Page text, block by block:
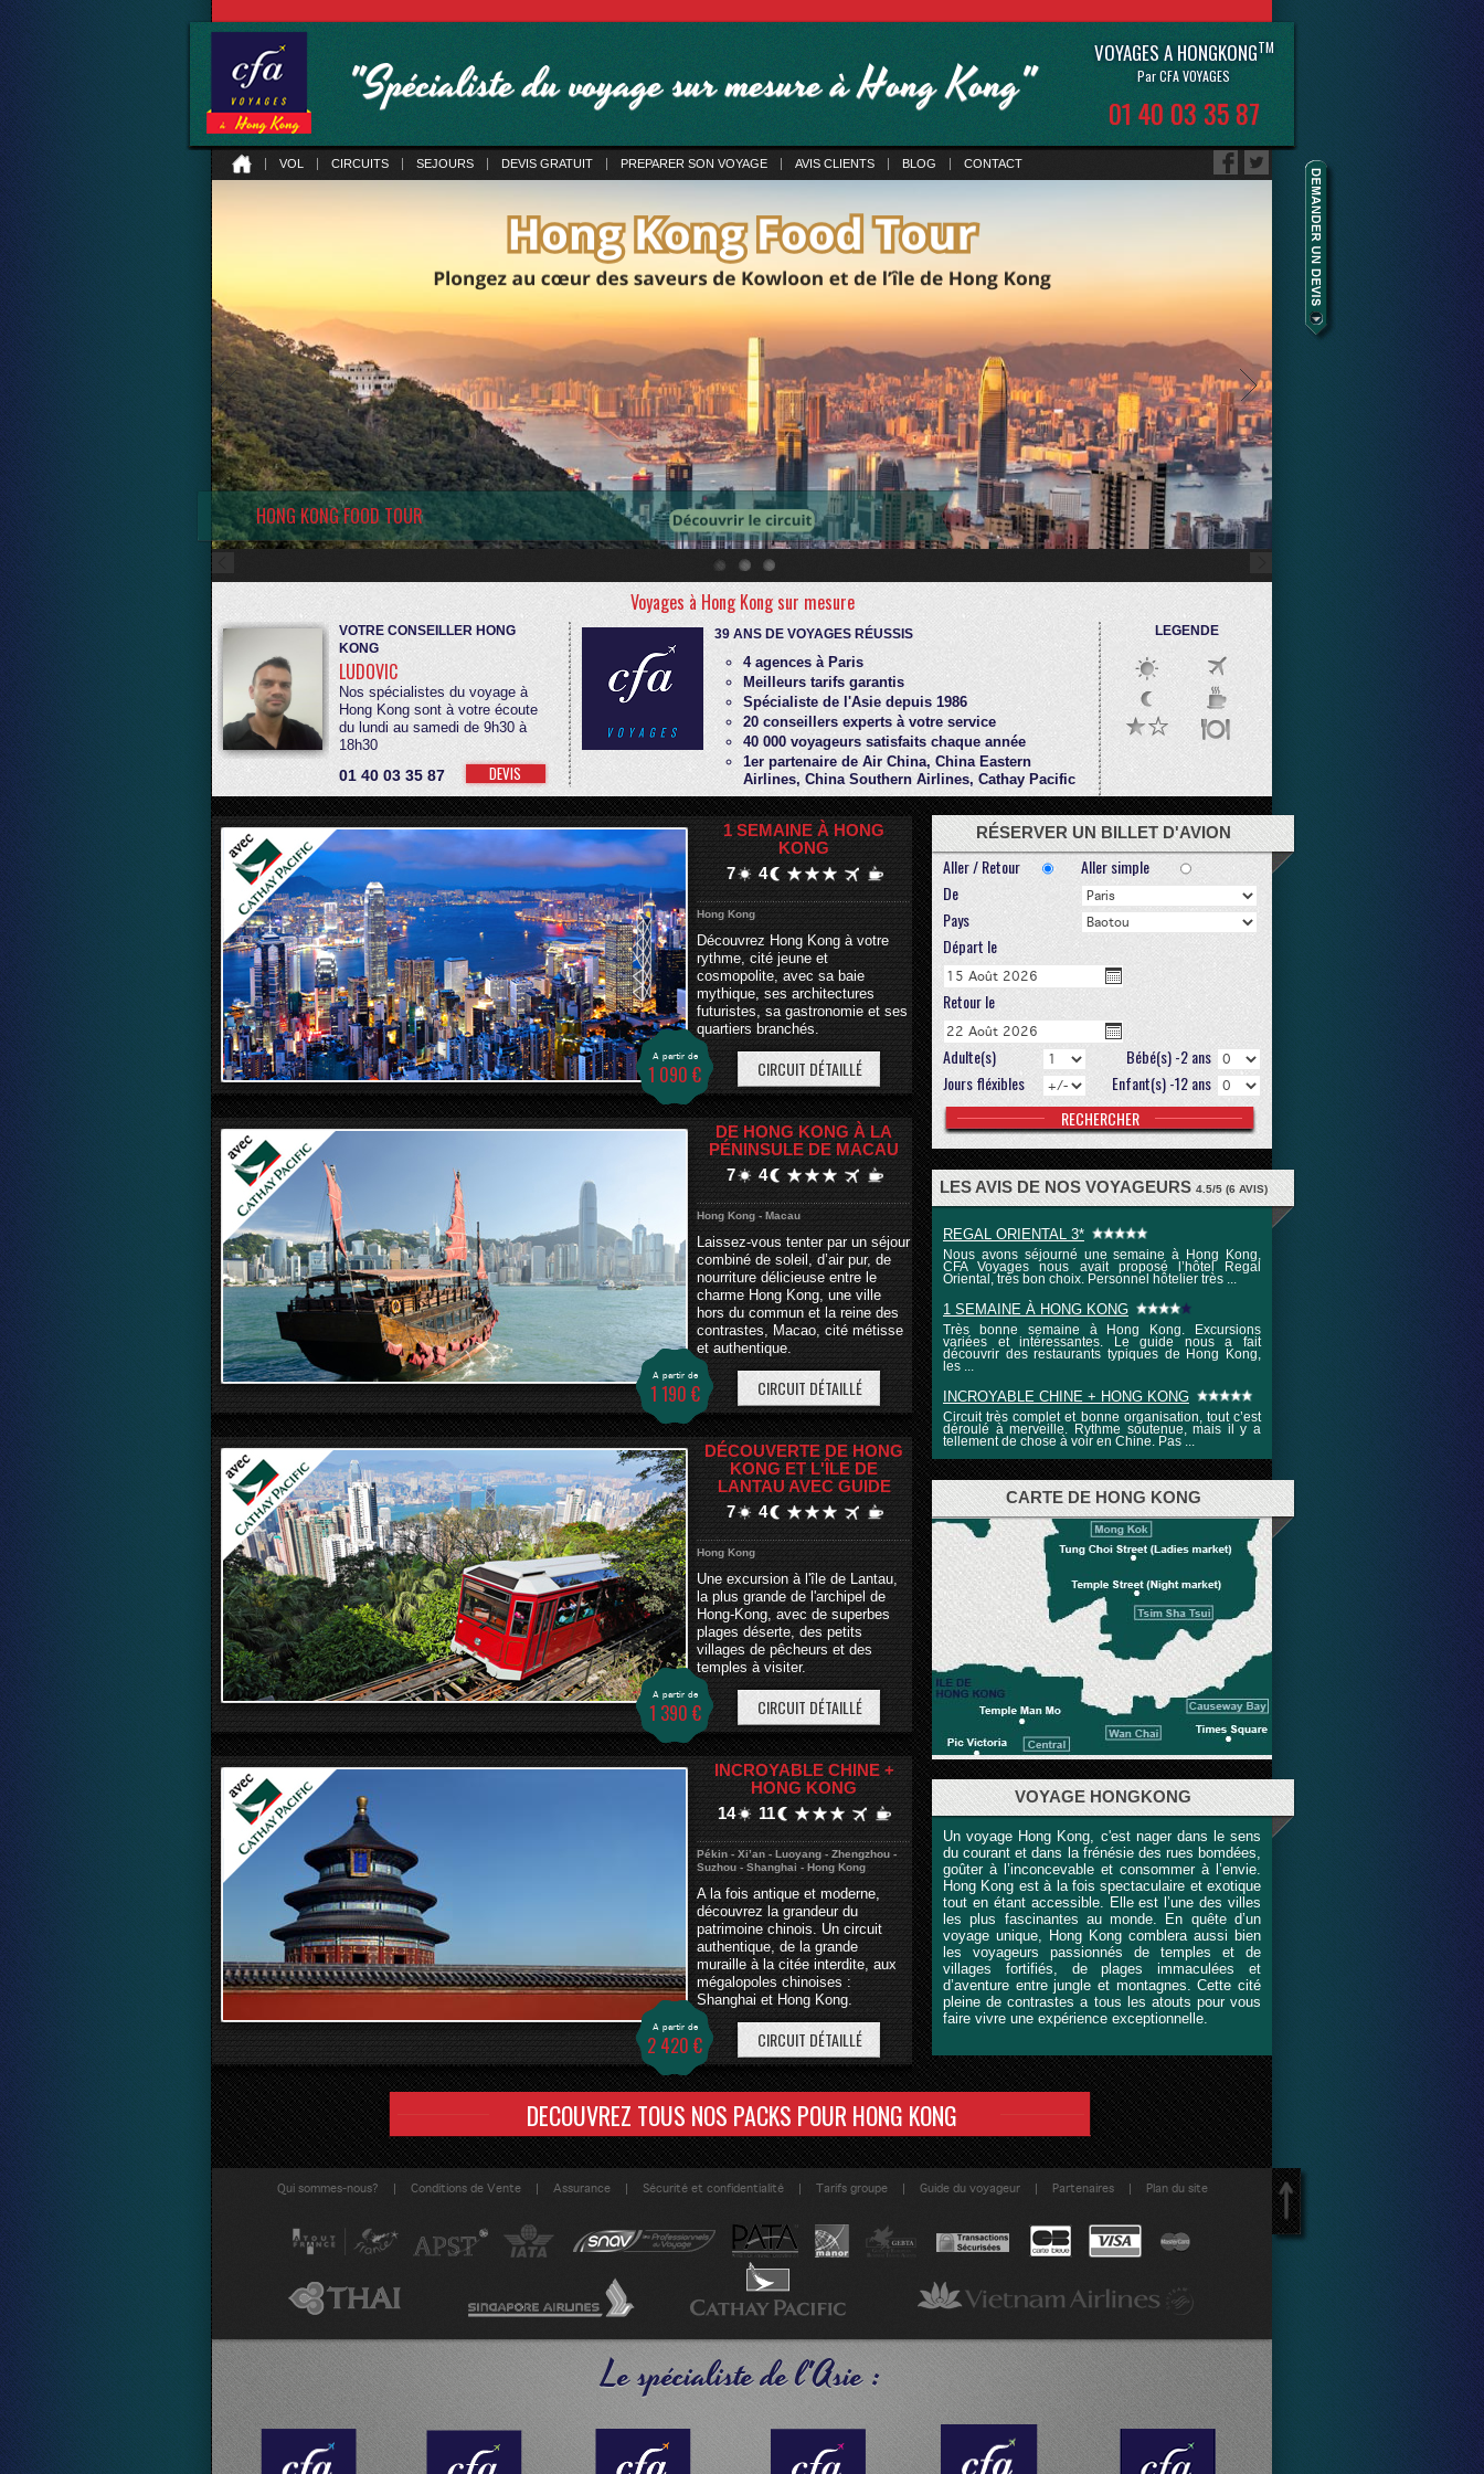
"Spécialiste du voyage sur mesure à Hong Kong"
VOYAGES A HONGKONGTM
Par CFA VOYAGES
01 40 03 35 87
VOL CIRCUITS SEJOURS DEVIS GRATUIT PREPARER SON VOYAGE AVIS CLIENTS BLOG CONTACT
VOYAGES SUR MESURE
Voyages à Hong Kong sur mesure
VOTRE CONSEILLER HONG
KONG
LUDOVIC
Nos spécialistes du voyage à
Hong Kong sont à votre écoute
du lundi au samedi de 9h30 à
18h30
01 40 03 35 87 DEVIS
39 ANS DE VOYAGES RÉUSSIS
4 agences à Paris
Meilleurs tarifs garantis
Spécialiste de l'Asie depuis 1986
20 conseillers experts à votre service
40 000 voyageurs satisfaits chaque année
1er partenaire de Air China, China Eastern
Airlines, China Southern Airlines, Cathay Pacific
LEGENDE
1 SEMAINE À HONG
KONG
7
4
Hong Kong
Découvrez Hong Kong à votre
rythme, cité jeune et
cosmopolite, avec sa baie
mythique, ses architectures
futuristes, sa gastronomie et ses
quartiers branchés.
CIRCUIT DÉTAILLÉ
A partir de
1 090 €
DE HONG KONG À LA
PÉNINSULE DE MACAU
7
4
Hong Kong - Macau
Laissez-vous tenter par un séjour
combiné de soleil, d’air pur, de
nourriture délicieuse entre le
charme Hong Kong, une ville
hors du commun et la reine des
contrastes, Macao, cité métisse
et authentique.
CIRCUIT DÉTAILLÉ
A partir de
1 190 €
DÉCOUVERTE DE HONG
KONG ET L'ÎLE DE
LANTAU AVEC GUIDE
7
4
Hong Kong
Une excursion à l'île de Lantau,
la plus grande de l'archipel de
Hong-Kong, avec de superbes
plages déserte, des petits
villages de pêcheurs et des
temples à visiter.
CIRCUIT DÉTAILLÉ
A partir de
1 390 €
INCROYABLE CHINE +
HONG KONG
14
11
Pékin - Xi’an - Luoyang - Zhengzhou -
Suzhou - Shanghai - Hong Kong
A la fois antique et moderne,
découvrez la grandeur du
patrimoine chinois. Un circuit
authentique, de la grande
muraille à la citée interdite, aux
mégalopoles chinoises :
Shanghai et Hong Kong.
CIRCUIT DÉTAILLÉ
A partir de
2 420 €
Aller / Retour
Aller simple
De
Pays
Départ le
Retour le
Adulte(s)
Bébé(s) -2 ans
Jours fléxibles
Enfant(s) -12 ans
RÉSERVER UN BILLET D'AVION
REGAL ORIENTAL 3*
Nous avons séjourné une semaine à Hong Kong,
CFA Voyages nous avait proposé l’hôtel Regal
Oriental, très bon choix. Personnel hôtelier très ...
1 SEMAINE À HONG KONG
Très bonne semaine à Hong Kong. Excursions
variées et intéressantes. Le guide nous a fait
découvrir des restaurants typiques de Hong Kong,
les ...
INCROYABLE CHINE + HONG KONG
Circuit très complet et bonne organisation, tout c’est
déroulé à merveille. Rythme soutenue, mais il y a
tellement de chose à voir en Chine. Pas ...
LES AVIS DE NOS VOYAGEURS4.5/5(6AVIS)
CARTE DE HONG KONG
Un voyage Hong Kong, c'est nager dans le sens
du courant et dans la frénésie des rues bomdées,
goûter à l’inconcevable et consommer à l’envie.
Hong Kong est à la fois spectaculaire et exotique
tout en étant accessible. Elle est l’une des villes
les plus fascinantes au monde. En quête d’un
voyage unique, Hong Kong comblera aussi bien
les voyageurs passionnés de temples et de
villages fortifiés, de plages immaculées et
d’aventure entre jungle et montagnes. Cette cité
pleine de contrastes a tous les atouts pour vous
faire vivre une expérience exceptionnelle.
VOYAGE HONGKONG
Qui sommes-nous? | Conditions de Vente | Assurance | Sécurité et confidentialité | Tarifs groupe | Guide du voyageur | Partenaires | Plan du site
Le spécialiste de l'Asie :